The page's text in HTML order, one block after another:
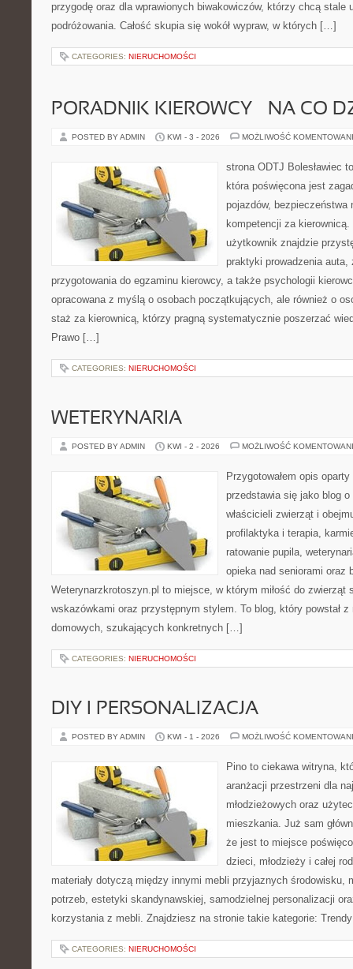
przygodę oraz dla wprawionych biwakowiczów, którzy chcą stale
podróżowania. Całość skupia się wokół wypraw, w których […]
CATEGORIES: NIERUCHOMOŚCI
PORADNIK KIEROWCY – NA CO
POSTED BY ADMIN KWI - 3 - 2026 MOŻLIWOŚĆ
strona ODTJ Bolesławiec
która poświęcona jest
pojazdów, bezpieczeństwa
kompetencji za
użytkownik znajdzie
praktyki prowadzenia auta,
przygotowania do egzaminu kierowcy, a także psychologii
opracowana z myślą o osobach początkujących, ale również o
staż za kierownicą, którzy pragną systematycznie poszerzać
Prawo […]
CATEGORIES: NIERUCHOMOŚCI
WETERYNARIA
POSTED BY ADMIN KWI - 2 - 2026 MOŻLIWOŚĆ
Przygotowałem opis
przedstawia się jako blog
właścicieli zwierząt i
profilaktyka i terapia,
ratowanie pupila,
opieka nad seniorami oraz
Weterynarzkrotoszyn.pl to miejsce, w którym miłość do
wskazówkami oraz przystępnym stylem. To blog, który powstał z
domowych, szukających konkretnych […]
CATEGORIES: NIERUCHOMOŚCI
DIY I PERSONALIZACJA
POSTED BY ADMIN KWI - 1 - 2026 MOŻLIWOŚĆ
Pino to ciekawa witryna,
aranżacji przestrzeni dla
młodzieżowych oraz
mieszkania. Już sam
że jest to miejsce
dzieci, młodzieży i całej
materiały dotyczą między innymi mebli przyjaznych środowisku,
potrzeb, estetyki skandynawskiej, samodzielnej personalizacji
korzystania z mebli. Znajdziesz na stronie takie kategorie:
CATEGORIES: NIERUCHOMOŚCI